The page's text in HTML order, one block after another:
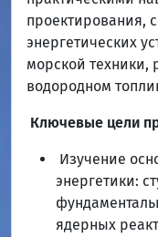
проектирования,
энергетических
морской техники,
водородном
Ключевые цели
Изучение
энергетики:
ядерных